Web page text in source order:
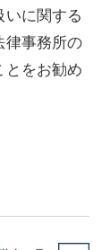
に関する
律事務所の
をお勧め